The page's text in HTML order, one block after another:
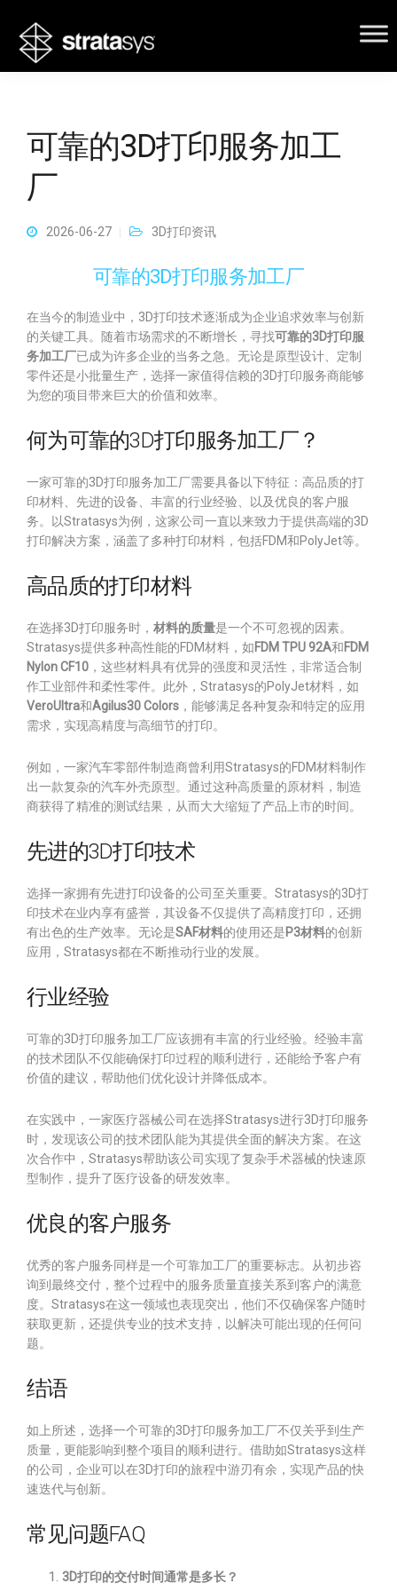
可靠的3D打印服务加工
厂
2026-06-27 3D打印资讯
可靠的3D打印服务加工厂
在当今的制造业中，3D打印技术逐渐成为企业追求效率与创新
的关键工具。随着市场需求的不断增长，寻找可靠的3D打印服
务加工厂已成为许多企业的当务之急。无论是原型设计、定制
零件还是小批量生产，选择一家值得信赖的3D打印服务商能够
为您的项目带来巨大的价值和效率。
何为可靠的3D打印服务加工厂？
一家可靠的3D打印服务加工厂需要具备以下特征：高品质的打
印材料、先进的设备、丰富的行业经验、以及优良的客户服
务。以Stratasys为例，这家公司一直以来致力于提供高端的3D
打印解决方案，涵盖了多种打印材料，包括FDM和PolyJet等。
高品质的打印材料
在选择3D打印服务时， 材料的质量是一个不可忽视的因素。
Stratasys提供多种高性能的FDM材料，如FDM TPU 92A和FDM
Nylon CF10 ，这些材料具有优异的强度和灵活性，非常适合制
作工业部件和柔性零件。此外，Stratasys的PolyJet材料，如
VeroUltra和Agilus30 Colors ，能够满足各种复杂和特定的应用
需求，实现高精度与高细节的打印。
例如，一家汽车零部件制造商曾利用Stratasys的FDM材料制作
出一款复杂的汽车外壳原型。通过这种高质量的原材料，制造
商获得了精准的测试结果，从而大大缩短了产品上市的时间。
先进的3D打印技术
选择一家拥有先进打印设备的公司至关重要。Stratasys的3D打
印技术在业内享有盛誉，其设备不仅提供了高精度打印，还拥
有出色的生产效率。无论是SAF材料的使用还是P3材料的创新
应用，Stratasys都在不断推动行业的发展。
行业经验
可靠的3D打印服务加工厂应该拥有丰富的行业经验。经验丰富
的技术团队不仅能确保打印过程的顺利进行，还能给予客户有
价值的建议，帮助他们优化设计并降低成本。
在实践中，一家医疗器械公司在选择Stratasys进行3D打印服务
时，发现该公司的技术团队能为其提供全面的解决方案。在这
次合作中，Stratasys帮助该公司实现了复杂手术器械的快速原
型制作，提升了医疗设备的研发效率。
优良的客户服务
优秀的客户服务同样是一个可靠加工厂的重要标志。从初步咨
询到最终交付，整个过程中的服务质量直接关系到客户的满意
度。Stratasys在这一领域也表现突出，他们不仅确保客户随时
获取更新，还提供专业的技术支持，以解决可能出现的任何问
题。
结语
如上所述，选择一个可靠的3D打印服务加工厂不仅关乎到生产
质量，更能影响到整个项目的顺利进行。借助如Stratasys这样
的公司，企业可以在3D打印的旅程中游刃有余，实现产品的快
速迭代与创新。
常见问题FAQ
3D打印的交付时间通常是多长？